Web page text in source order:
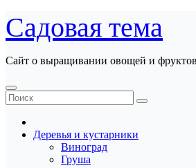
Перейти
к
содержанию
Садовая тема
Сайт о выращивании овощей и
Деревья и кустарники
Виноград
Груша